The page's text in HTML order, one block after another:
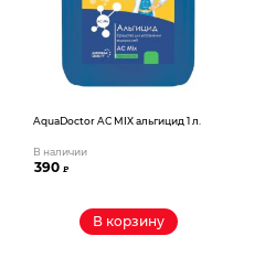
AquaDoctor AС MIX альгицид 1 л.
В наличии
390₽
В корзину